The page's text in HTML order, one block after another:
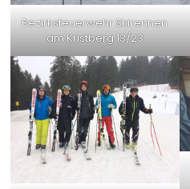
Bezirksfeuerwehr Skirennen
am Kristberg 13/23